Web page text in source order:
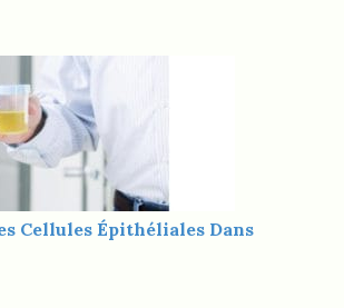
Cellules Épithéliales Dans